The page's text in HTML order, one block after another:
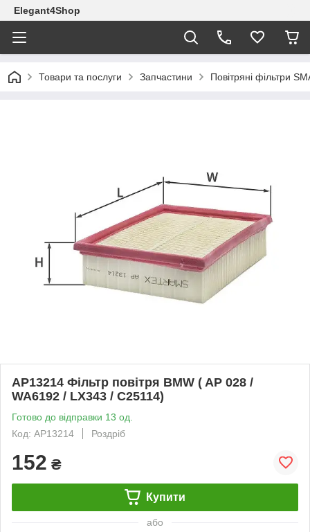
Elegant4Shop
Товари та послуги Запчастини Повітряні фільтри
AP13214 Фільтр повітря BMW ( AP 028 /
WA6192 / LX343 / C25114)
Готово до відправки 13 од.
Код: AP13214
Роздріб
152 ₴
Купити
або